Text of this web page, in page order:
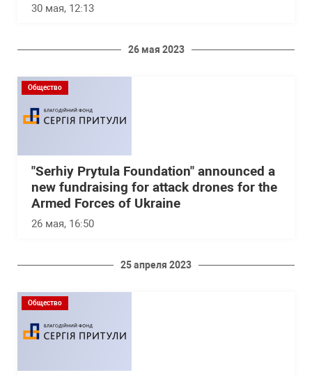
30 мая, 12:13
26 мая 2023
Общество
"Serhiy Prytula Foundation" announced a
new fundraising for attack drones for the
Armed Forces of Ukraine
26 мая, 16:50
25 апреля 2023
Общество